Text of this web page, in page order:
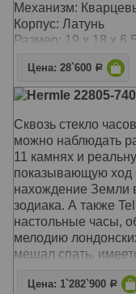
Механизм:
Корпус: Латунь
Размер: 19 x 18 x
Цена: 28`600 Р
Hermle 22805-
Сквозь стекло
можно наблюдать
11 камнях и
показывающую ход
нахождение Земли
зодиака. А также
настольные часы,
мелодию
мешал спать,
Цена: 1`282`900 Р